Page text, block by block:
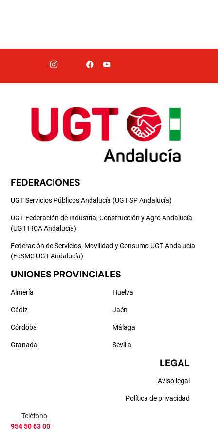
FEDERACIONES
UGT Servicios Públicos Andalucía (UGT SP Andalucía)
UGT Federación de Industria, Construcción y Agro Andalucía
(UGT FICA Andalucía)
Federación de Servicios, Movilidad y Consumo UGT Andalucía
(FeSMC UGT Andalucía)
UNIONES PROVINCIALES
Almería
Cádiz
Córdoba
Granada
Huelva
Jaén
Málaga
Sevilla
LEGAL
Aviso legal
Política de privacidad
Teléfono
954 50 63 00